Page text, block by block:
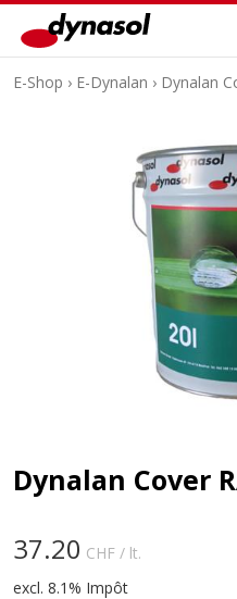
E-Shop › E-Dynalan › Dynalan
Dynalan Cover
37.20 CHF / lt.
excl. 8.1% Impôt